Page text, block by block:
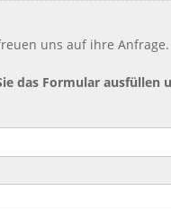
uns auf ihre Anfrage.
das Formular ausfüllen